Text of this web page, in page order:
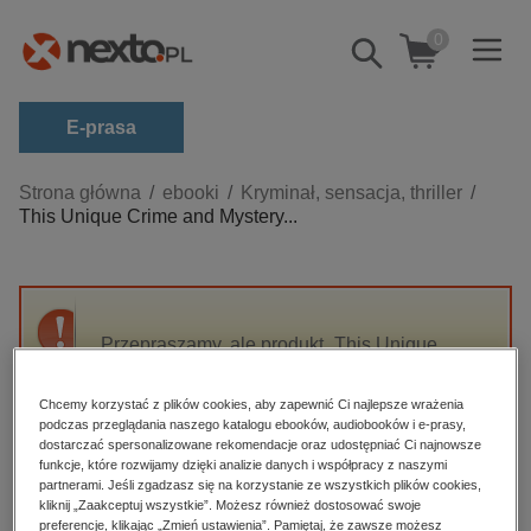
Pokaż/schowaj
wyszukiwarkę
0
E-prasa
Kategorie
Zobacz wszystkie E-prasa
budownictwo, aranżacja wnętrz
darmowe wydania
edukacja
hobby, sport, rozrywka
komputery, internet, technologie, informatyka
Strona główna ebooki
Kryminał, sensacja, thriller
This Unique Crime and Mystery...
Przepraszamy, ale produkt „This Unique
High-contrast mode
Polecane
Chcemy korzystać z plików cookies, aby zapewnić Ci najlepsze wrażenia
podczas przeglądania naszego katalogu ebooków, audiobooków i e-prasy,
dostarczać spersonalizowane rekomendacje oraz udostępniać Ci najnowsze
funkcje, które rozwijamy dzięki analizie danych i współpracy z naszymi
partnerami. Jeśli zgadzasz się na korzystanie ze wszystkich plików cookies,
kliknij „Zaakceptuj wszystkie”. Możesz również dostosować swoje
preferencje, klikając „Zmień ustawienia”. Pamiętaj, że zawsze możesz